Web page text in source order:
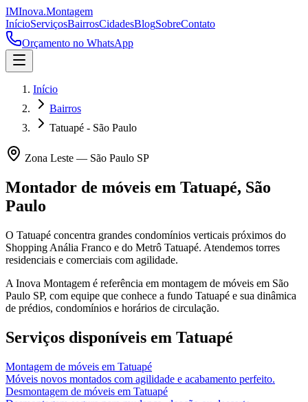
IMInova.Montagem
InícioServiçosBairrosCidadesBlogSobreContato
Orçamento no WhatsApp
Início
Bairros
Tatuapé - São Paulo
Zona Leste — São Paulo SP
Montador de móveis em Tatuapé, São
Paulo
O Tatuapé concentra grandes condomínios verticais próximos do
Shopping Anália Franco e do Metrô Tatuapé. Atendemos torres
residenciais e comerciais com agilidade.
A Inova Montagem é referência em montagem de móveis em São
Paulo SP, com equipe que conhece a fundo Tatuapé e sua dinâmica
de prédios, condomínios e horários de circulação.
Serviços disponíveis em Tatuapé
Montagem de móveis em Tatuapé
Móveis novos montados com agilidade e acabamento perfeito.
Desmontagem de móveis em Tatuapé